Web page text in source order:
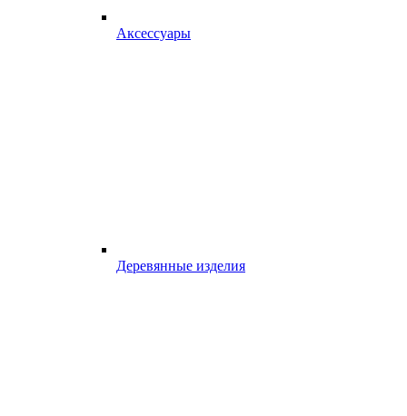
Аксессуары
Деревянные изделия